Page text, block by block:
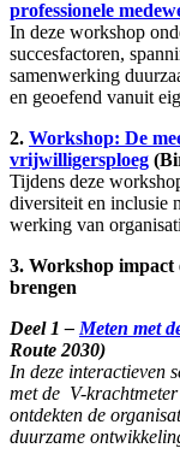
professionele
In deze workshop
succesfactoren,
samenwerking
en geoefend vanuit
2. Workshop: De
vrijwilligersploeg
Tijdens deze
diversiteit en inclusie
werking van
3. Workshop
brengen
Deel 1 – Meten met
Route 2030)
In deze interactieven
met de V-
ontdekten de
duurzame